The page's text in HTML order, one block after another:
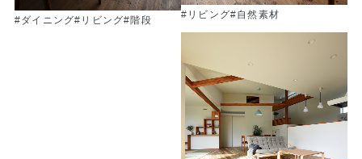
#リビング#自然素材
#ダイニング#リビング#階段